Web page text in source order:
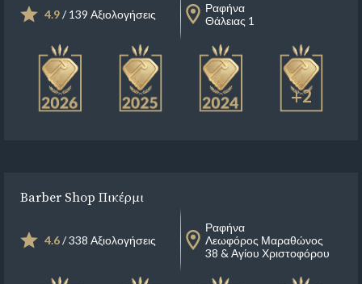
4.9/ 139 Αξιολογήσεις
Ραφήνα
Θάλειας 1
+2
Barber Shop Πικέρμι
4.6/ 338 Αξιολογήσεις
Ραφήνα
Λεωφόρος Μαραθώνος
38 & Αγίου Χριστοφόρου